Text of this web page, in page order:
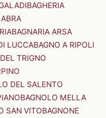
BAGHERIA
BAGNARIA ARSA
LUCCABAGNO A RIPOLI
TRIGNO
DEL SALENTO
BAGNOLO MELLA
SAN VITOBAGNONE